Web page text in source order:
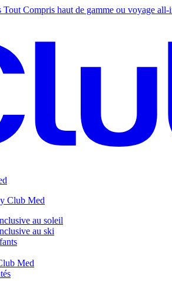
Compris haut de gamme ou voyage all-
Club Med
au soleil
au ski
Med